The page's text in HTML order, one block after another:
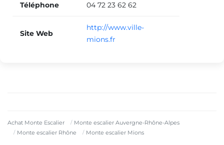
Achat Monte Escalier
Monte escalier Auvergne-Rhône-Alpes
Monte escalier Rhône
Monte escalier Mions
Téléphone 04 72 23 62 62
Site Web
http://www.ville-
mions.fr